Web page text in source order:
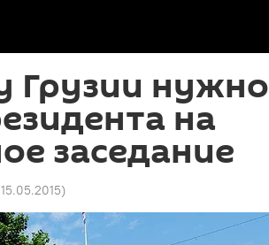
Грузии нужно
на
заседание
)